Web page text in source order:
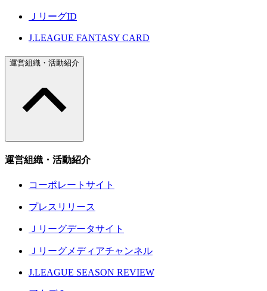
ＪリーグID
J.LEAGUE FANTASY CARD
運営組織・活動紹介
運営組織・活動紹介
コーポレートサイト
プレスリリース
Ｊリーグデータサイト
Ｊリーグメディアチャンネル
J.LEAGUE SEASON REVIEW